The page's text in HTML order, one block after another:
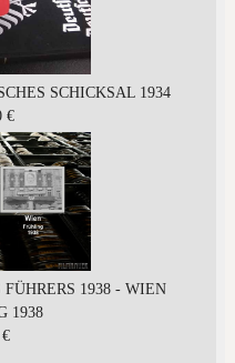
SCHICKSAL 1934
€
1938 - WIEN
1938